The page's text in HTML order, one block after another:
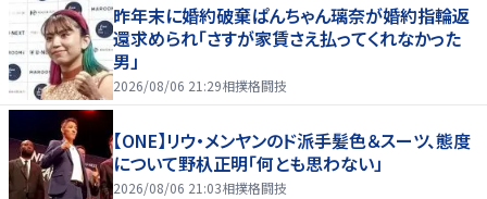
昨年末に婚約破棄ぱんちゃん璃奈が婚約指輪返
還求められ「さすが家賃さえ払ってくれなかった
男」
2026/08/06 21:29相撲格闘技
【ONE】リウ・メンヤンのド派手髪色＆スーツ、態度
について野杁正明「何とも思わない」
2026/08/06 21:03相撲格闘技